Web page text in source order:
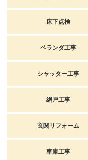
床下点検
ベランダ工事
シャッター工事
網戸工事
玄関リフォーム
車庫工事